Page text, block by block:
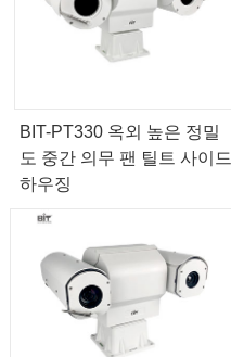
BIT-PT330 옥외 높은 정밀
도 중간 의무 팬 틸트 사이드
하우징